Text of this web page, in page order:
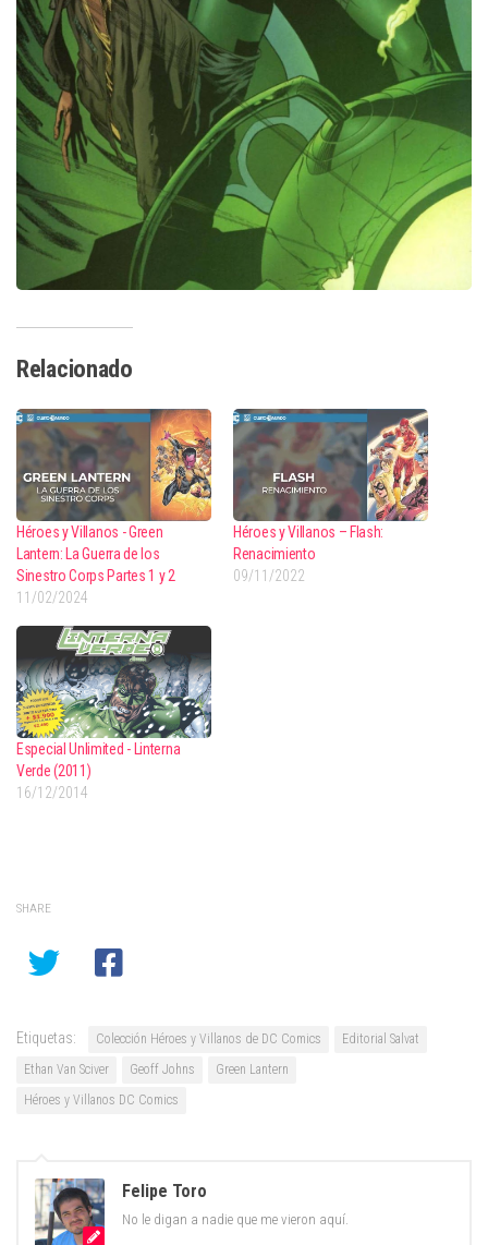
Relacionado
Héroes y Villanos - Green
Lantern: La Guerra de los
Sinestro Corps Partes 1 y 2
11/02/2024
Héroes y Villanos – Flash:
Renacimiento
09/11/2022
Especial Unlimited - Linterna
Verde (2011)
16/12/2014
SHARE
Etiquetas: Colección Héroes y Villanos de DC Comics
Editorial Salvat
Ethan Van Sciver
Geoff Johns
Green Lantern
Héroes y Villanos DC Comics
Felipe Toro
No le digan a nadie que me vieron aquí.